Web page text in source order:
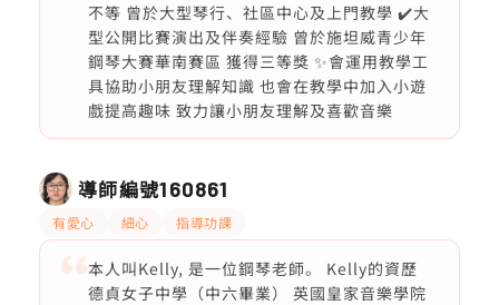
不等 曾於大型琴行、社區中心及上門教學 ✔️大
型公開比賽演出及伴奏經驗 曾於施坦威青少年
鋼琴大賽華南賽區 獲得三等獎 ✨會運用教學工
具協助小朋友理解知識 也會在教學中加入小遊
戲提高趣味 致力讓小朋友理解及喜歡音樂
導師編號160861
有愛心 細心 指導功課
本人叫Kelly, 是一位鋼琴老師。 Kelly的資歷
德貞女子中學（中六畢業） 英國皇家音樂學院